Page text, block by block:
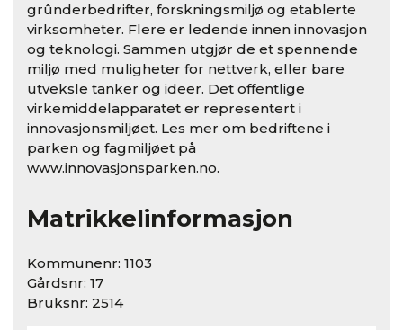
grûnderbedrifter, forskningsmiljø og etablerte
virksomheter. Flere er ledende innen innovasjon
og teknologi. Sammen utgjør de et spennende
miljø med muligheter for nettverk, eller bare
utveksle tanker og ideer. Det offentlige
virkemiddelapparatet er representert i
innovasjonsmiljøet. Les mer om bedriftene i
parken og fagmiljøet på
www.innovasjonsparken.no.
Matrikkelinformasjon
Kommunenr: 1103
Gårdsnr: 17
Bruksnr: 2514